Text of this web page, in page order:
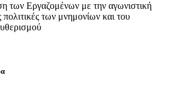
Εργαζομένων με την αγωνιστική
πολιτικές των μνημονίων και του